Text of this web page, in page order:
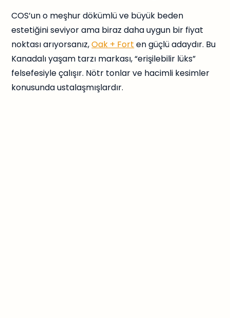
COS’un o meşhur dökümlü ve büyük beden
estetiğini seviyor ama biraz daha uygun bir fiyat
noktası arıyorsanız,Oak + Fort en güçlü adaydır. Bu
Kanadalı yaşam tarzı markası, “erişilebilir lüks”
felsefesiyle çalışır. Nötr tonlar ve hacimli kesimler
konusunda ustalaşmışlardır.